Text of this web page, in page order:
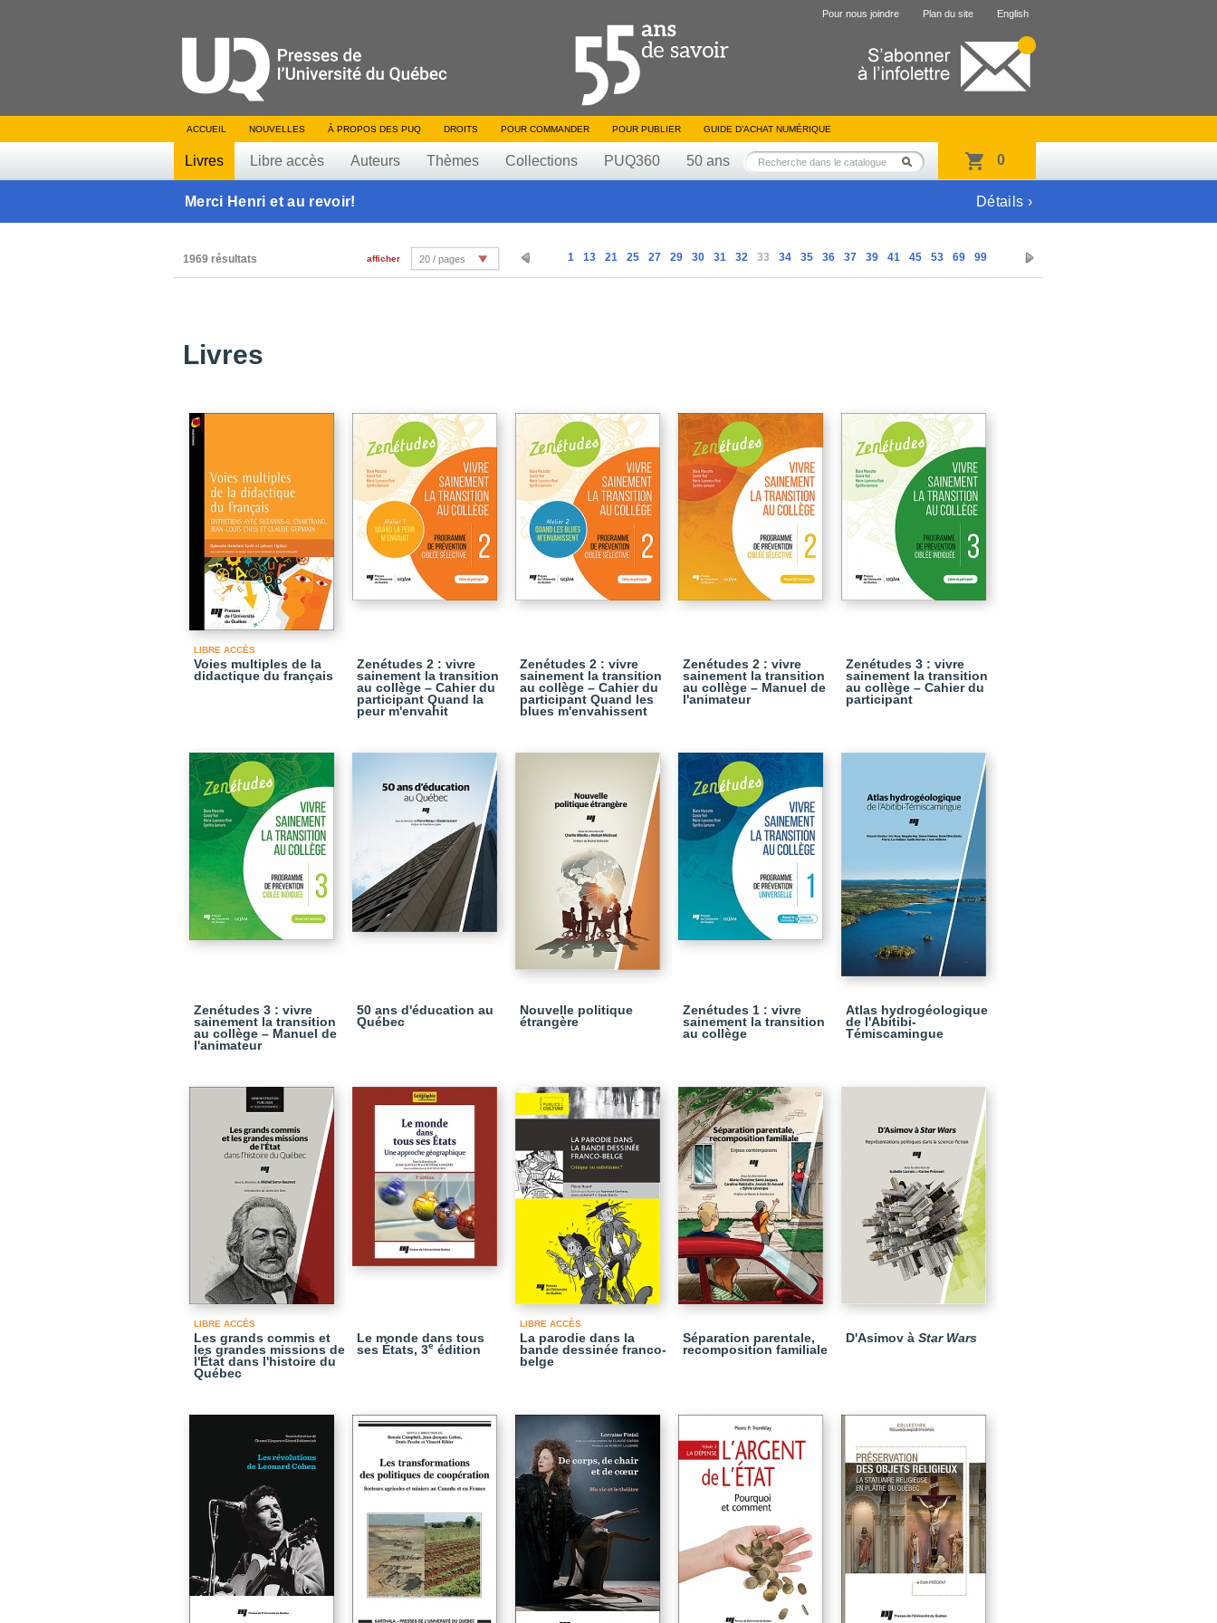
Pour nous joindre Plan du site English
ACCUEIL NOUVELLES À PROPOS DES PUQ DROITS POUR COMMANDER POUR PUBLIER GUIDE D’ACHAT NUMÉRIQUE
Livres Libre accès Auteurs Thèmes Collections PUQ360 50 ans 0
Merci Henri et au revoir! Détails ›
1969 résultats 1 13 21 25 27 29 30 31 32 33 34 35 36 37 39 41 45 53 69 99
afficher 20 / pages
Livres
LIBRE ACCÈS
Voies multiples de la
didactique du français
Zenétudes 2 : vivre
sainement la transition
au collège – Cahier du
participant Quand la
peur m'envahit
Zenétudes 2 : vivre
sainement la transition
au collège – Cahier du
participant Quand les
blues m'envahissent
Zenétudes 2 : vivre
sainement la transition
au collège – Manuel de
l'animateur
Zenétudes 3 : vivre
sainement la transition
au collège – Cahier du
participant
Zenétudes 3 : vivre
sainement la transition
au collège – Manuel de
l'animateur
50 ans d'éducation au
Québec
Nouvelle politique
étrangère
Zenétudes 1 : vivre
sainement la transition
au collège
Atlas hydrogéologique
de l'Abitibi-
Témiscamingue
LIBRE ACCÈS
Les grands commis et
les grandes missions de
l'État dans l'histoire du
Québec
Le monde dans tous
ses États, 3e édition
LIBRE ACCÈS
La parodie dans la
bande dessinée franco-
belge
Séparation parentale,
recomposition familiale
D'Asimov à Star Wars